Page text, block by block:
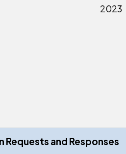
2023
Requests and Responses